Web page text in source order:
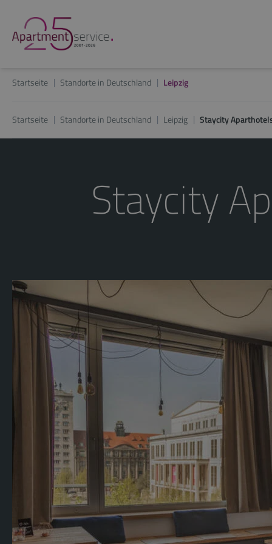
Startseite Standorte in Deutschland Leipzig
Startseite Standorte in Deutschland Leipzig Staycity
Staycity